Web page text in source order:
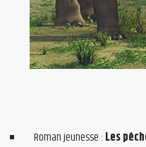
Roman jeunesse : Les